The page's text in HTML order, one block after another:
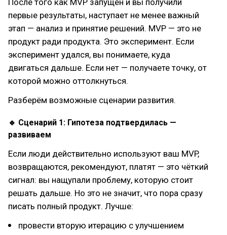
первые результаты, наступает не менее важный
этап — анализ и принятие решений. MVP — это не
продукт ради продукта. Это эксперимент. Если
эксперимент удался, вы понимаете, куда
двигаться дальше. Если нет — получаете точку, от
которой можно оттолкнуться.
Разберём возможные сценарии развития.
🔹 Сценарий 1: Гипотеза подтвердилась —
развиваем
Если люди действительно используют ваш MVP,
возвращаются, рекомендуют, платят — это чёткий
сигнал: вы нащупали проблему, которую стоит
решать дальше. Но это не значит, что пора сразу
писать полный продукт. Лучше:
провести вторую итерацию с улучшением